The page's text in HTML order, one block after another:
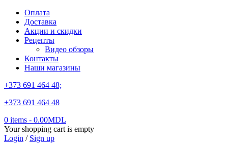
Оплата
Доставка
Акции и скидки
Рецепты
Видео обзоры
Контакты
Наши магазины
+373 691 464 48;
+373 691 464 48
0 items - 0.00MDL
Your shopping cart is empty
Login / Sign up